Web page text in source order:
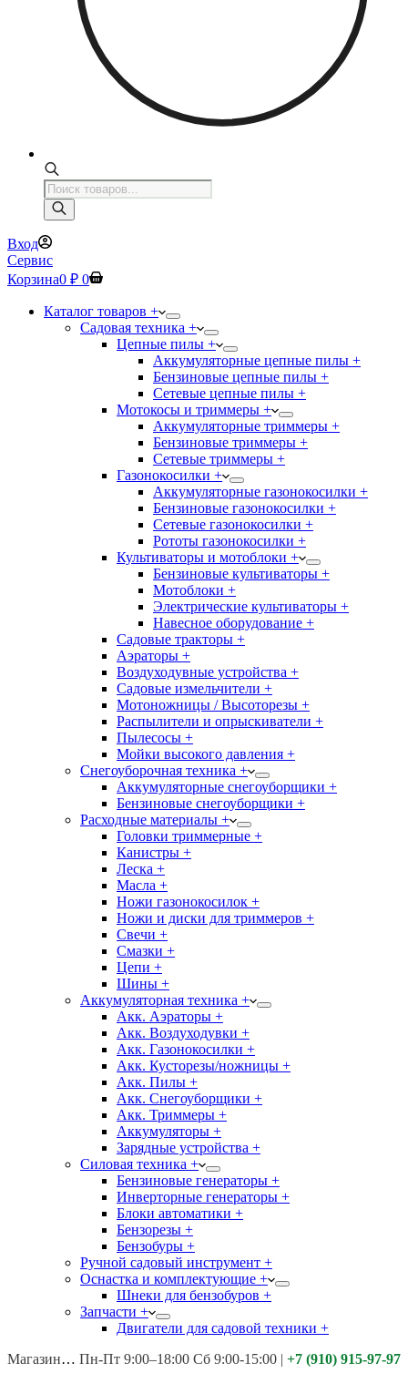
Поиск
товаров
Вход
Сервис
Корзина0 ₽ 0
Каталог товаров +
Садовая техника +
Цепные пилы +
Аккумуляторные цепные пилы +
Бензиновые цепные пилы +
Сетевые цепные пилы +
Мотокосы и триммеры +
Аккумуляторные триммеры +
Бензиновые триммеры +
Сетевые триммеры +
Газонокосилки +
Аккумуляторные газонокосилки +
Бензиновые газонокосилки +
Сетевые газонокосилки +
Рототы газонокосилки +
Культиваторы и мотоблоки +
Бензиновые культиваторы +
Мотоблоки +
Электрические культиваторы +
Навесное оборудование +
Садовые тракторы +
Аэраторы +
Воздуходувные устройства +
Садовые измельчители +
Мотоножницы / Высоторезы +
Распылители и опрыскиватели +
Пылесосы +
Мойки высокого давления +
Снегоуборочная техника +
Аккумуляторные снегоуборщики +
Бензиновые снегоуборщики +
Расходные материалы +
Головки триммерные +
Канистры +
Леска +
Масла +
Ножи газонокосилок +
Ножи и диски для триммеров +
Свечи +
Смазки +
Цепи +
Шины +
Аккумуляторная техника +
Акк. Аэраторы +
Акк. Воздуходувки +
Акк. Газонокосилки +
Акк. Кусторезы/ножницы +
Акк. Пилы +
Акк. Снегоуборщики +
Акк. Триммеры +
Аккумуляторы +
Зарядные устройства +
Силовая техника +
Бензиновые генераторы +
Инверторные генераторы +
Блоки автоматики +
Бензорезы +
Бензобуры +
Ручной садовый инструмент +
Оснастка и комплектующие +
Шнеки для бензобуров +
Запчасти +
Двигатели для садовой техники +
Магазины: Калуга ул. Московская д.113
Пн-Пт 9:00–18:00 Сб 9:00-15:00 | +7 (910) 915-97-97